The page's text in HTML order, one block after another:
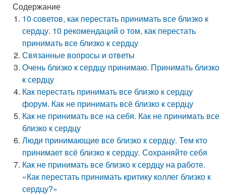
Содержание
10 советов, как перестать принимать все близко к
сердцу. 10 рекомендаций о том, как перестать
принимать все близко к сердцу
Связанные вопросы и ответы
Очень близко к сердцу принимаю. Принимать близко
к сердцу
Как перестать принимать все близко к сердцу
форум. Как не принимать всё близко к сердцу
Как не принимать все на себя. Как не принимать все
близко к сердцу
Люди принимающие все близко к сердцу. Тем кто
принимает всё близко к сердцу. Сохраняйте себя
Как не принимать все близко к сердцу на работе.
«Как перестать принимать критику коллег близко к
сердцу?»